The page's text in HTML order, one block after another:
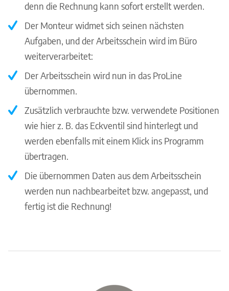
denn die Rechnung kann sofort erstellt werden.
Der Monteur widmet sich seinen nächsten
Aufgaben, und der Arbeitsschein wird im Büro
weiterverarbeitet:
Der Arbeitsschein wird nun in das ProLine
übernommen.
Zusätzlich verbrauchte bzw. verwendete Positionen
wie hier z. B. das Eckventil sind hinterlegt und
werden ebenfalls mit einem Klick ins Programm
übertragen.
Die übernommen Daten aus dem Arbeitsschein
werden nun nachbearbeitet bzw. angepasst, und
fertig ist die Rechnung!